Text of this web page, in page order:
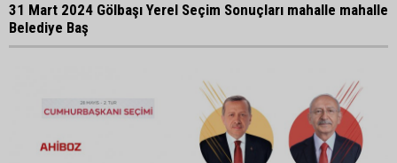
31 Mart 2024 Gölbaşı Yerel Seçim Sonuçları mahalle mahalle
Belediye Baş